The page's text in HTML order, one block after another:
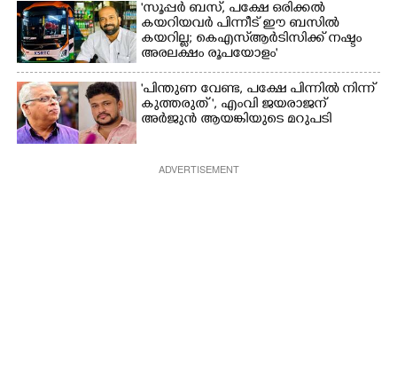
'സൂപ്പർ ബസ്, പക്ഷേ ഒരിക്കൽ
കയറിയവർ പിന്നീട് ഈ ബസിൽ
കയറില്ല; കെഎസ്ആർടിസിക്ക് നഷ്ടം
അരലക്ഷം രൂപയോളം'
"പിന്തുണ വേണ്ട,​ പക്ഷേ പിന്നിൽ നിന്ന്
കുത്തരുത് ", എംവി ജയരാജന്
അർജുൻ ആയങ്കിയുടെ മറുപടി
ADVERTISEMENT